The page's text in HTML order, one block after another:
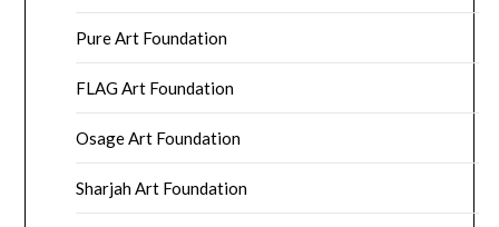
Pure Art Foundation
FLAG Art Foundation
Osage Art Foundation
Sharjah Art Foundation